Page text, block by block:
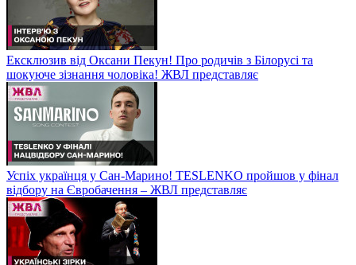
Ексклюзив від Оксани Пекун! Про родичів з Білорусі та
шокуюче зізнання чоловіка! ЖВЛ представляє
Успіх українця у Сан-Марино! TESLENKO пройшов у фінал
відбору на Євробачення – ЖВЛ представляє